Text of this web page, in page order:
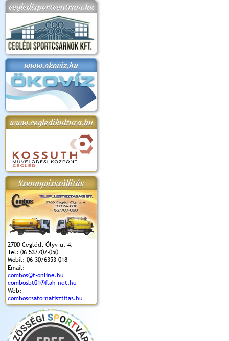
cegledisportcentrum.hu
www.okoviz.hu
www.cegledikultura.hu
Szennyvízszállítás
2700 Cegléd, Ölyv u. 4.
Tel: 06 53/707-050
Mobil: 06 30/6353-018
Email:
combos@t-online.hu
combosbt01@flah-net.hu
Web:
comboscsatornatisztitas.hu
2018.
Kossuth Toborzó
Ünnepély
Szent István Ünnepe
(2017. 08. 20.)